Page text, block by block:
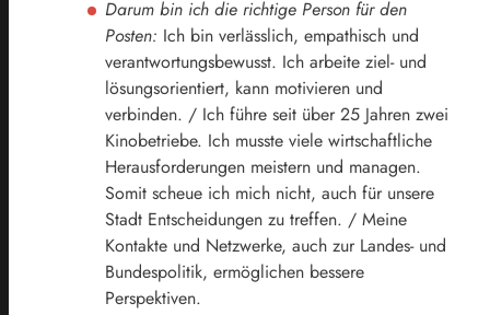
Darum bin ich die richtige Person für den
Posten: Ich bin verlässlich, empathisch und
verantwortungsbewusst. Ich arbeite ziel- und
lösungsorientiert, kann motivieren und
verbinden. / Ich führe seit über 25 Jahren zwei
Kinobetriebe. Ich musste viele wirtschaftliche
Herausforderungen meistern und managen.
Somit scheue ich mich nicht, auch für unsere
Stadt Entscheidungen zu treffen. / Meine
Kontakte und Netzwerke, auch zur Landes- und
Bundespolitik, ermöglichen bessere
Perspektiven.